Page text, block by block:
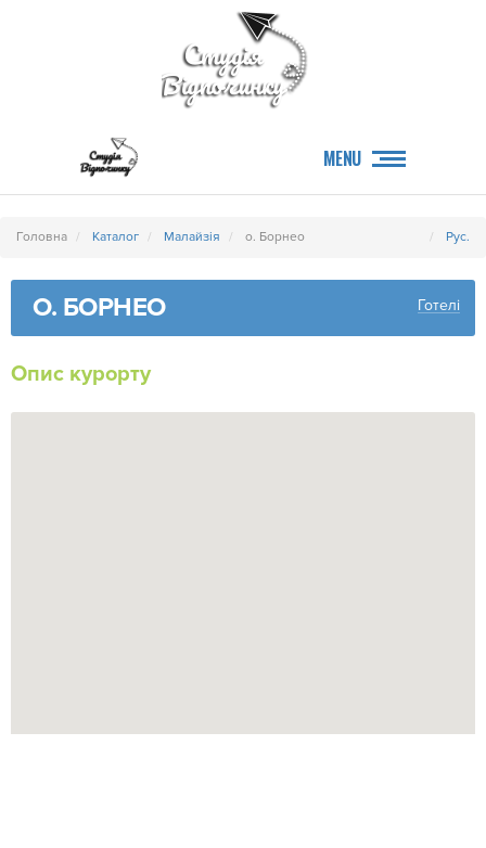
MENU
Головна Каталог Малайзія о. Борнео Рус.
О. БОРНЕО Готелі
Опис курорту